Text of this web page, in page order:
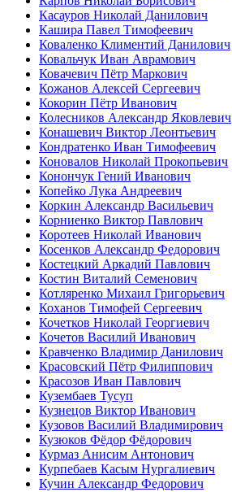
Касауров Николай Данилович
Кашира Павел Тимофеевич
Коваленко Климентий Данилович
Ковальчук Иван Аврамович
Ковачевич Пётр Маркович
Кожанов Алексей Сергеевич
Кокорин Пётр Иванович
Колесников Александр Яковлевич
Конашевич Виктор Леонтьевич
Кондратенко Иван Тимофеевич
Коновалов Николай Прокопьевич
Конончук Гений Иванович
Копейко Лука Андреевич
Коркин Александр Васильевич
Корниенко Виктор Павлович
Коротеев Николай Иванович
Косенков Александр Федорович
Костецкий Аркадий Павлович
Костин Виталий Семенович
Котляренко Михаил Григорьевич
Коханов Тимофей Сергеевич
Кочетков Николай Георгиевич
Кочетов Василий Иванович
Кравченко Владимир Данилович
Красовский Пётр Филиппович
Красозов Иван Павлович
Кузембаев Тусуп
Кузнецов Виктор Иванович
Кузовов Василий Владимирович
Кузюков Фёдор Фёдорович
Курмаз Анисим Антонович
Курпебаев Касым Нургалиевич
Кучин Александр Федорович